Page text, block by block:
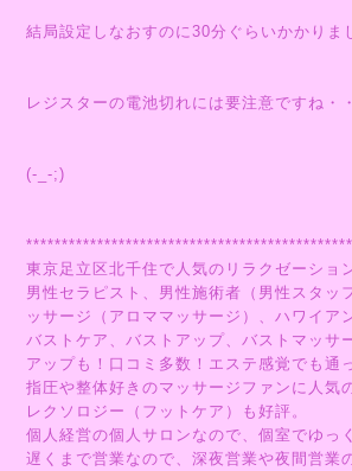
結局設定しなおすのに30分ぐらいかかりま
レジスターの電池切れには要注意ですね・
(-_-;)
東京足立区北千住で人気のリラクゼーショ
男性セラピスト、男性施術者（男性スタッ
ッサージ（アロママッサージ）、ハワイア
バストケア、バストアップ、バストマッサ
アップも！口コミ多数！エステ感覚でも通
指圧や整体好きのマッサージファンに人気
レクソロジー（フットケア）も好評。
個人経営の個人サロンなので、個室でゆっ
遅くまで営業なので、深夜営業や夜間営業